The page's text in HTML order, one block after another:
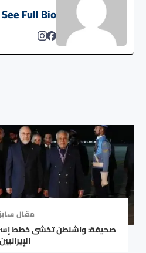
See Full Bio
مقال
صحيفة: واشنطن تخشى خطط
الإيرانيين